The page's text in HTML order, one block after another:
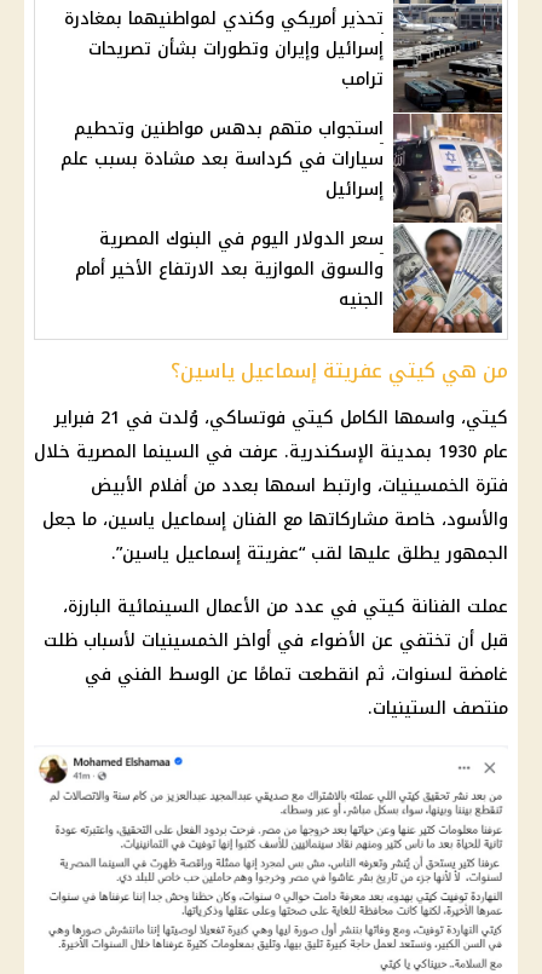
تحذير أمريكي وكندي لمواطنيهما بمغادرة
إسرائيل وإيران وتطورات بشأن تصريحات
ترامب
استجواب متهم بدهس مواطنين وتحطيم
سيارات في كرداسة بعد مشادة بسبب علم
إسرائيل
سعر الدولار اليوم في البنوك المصرية
والسوق الموازية بعد الارتفاع الأخير أمام
الجنيه
من هي كيتي عفريتة إسماعيل ياسين؟
كيتي، واسمها الكامل كيتي فوتساكي، وُلدت في 21 فبراير
عام 1930 بمدينة الإسكندرية. عرفت في السينما المصرية خلال
فترة الخمسينيات، وارتبط اسمها بعدد من أفلام الأبيض
والأسود، خاصة مشاركاتها مع الفنان إسماعيل ياسين، ما جعل
الجمهور يطلق عليها لقب “عفريتة إسماعيل ياسين”.
عملت الفنانة كيتي في عدد من الأعمال السينمائية البارزة،
قبل أن تختفي عن الأضواء في أواخر الخمسينيات لأسباب ظلت
غامضة لسنوات، ثم انقطعت تمامًا عن الوسط الفني في
منتصف الستينيات.